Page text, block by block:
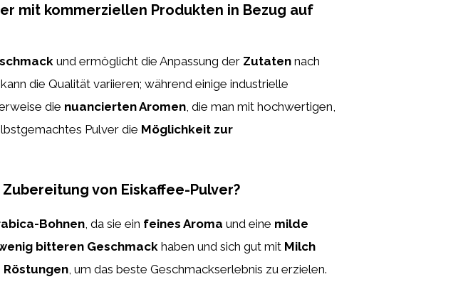
mit kommerziellen Produkten in Bezug auf
und ermöglicht die Anpassung der Zutaten nach
die Qualität variieren; während einige industrielle
die nuancierten Aromen , die man mit hochwertigen,
Pulver die Möglichkeit zur
von Eiskaffee-Pulver?
Bohnen, da sie ein feines Aroma und eine milde
bitteren Geschmack haben und sich gut mit Milch
, um das beste Geschmackserlebnis zu erzielen.